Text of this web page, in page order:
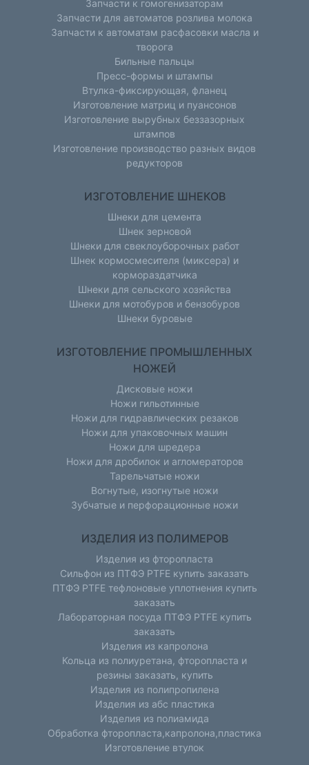
Запчасти к гомогенизаторам
Запчасти для автоматов розлива молока
Запчасти к автоматам расфасовки масла и
творога
Бильные пальцы
Пресс-формы и штампы
Втулка-фиксирующая, фланец
Изготовление матриц и пуансонов
Изготовление вырубных беззазорных
штампов
Изготовление производство разных видов
редукторов
ИЗГОТОВЛЕНИЕ ШНЕКОВ
Шнеки для цемента
Шнек зерновой
Шнеки для свеклоуборочных работ
Шнек кормосмесителя (миксера) и
кормораздатчика
Шнеки для сельского хозяйства
Шнеки для мотобуров и бензобуров
Шнеки буровые
ИЗГОТОВЛЕНИЕ ПРОМЫШЛЕННЫХ
НОЖЕЙ
Дисковые ножи
Ножи гильотинные
Ножи для гидравлических резаков
Ножи для упаковочных машин
Ножи для шредера
Ножи для дробилок и агломераторов
Тарельчатые ножи
Вогнутые, изогнутые ножи
Зубчатые и перфорационные ножи
ИЗДЕЛИЯ ИЗ ПОЛИМЕРОВ
Изделия из фторопласта
Сильфон из ПТФЭ PTFE купить заказать
ПТФЭ PTFE тефлоновые уплотнения купить
заказать
Лабораторная посуда ПТФЭ PTFE купить
заказать
Изделия из капролона
Кольца из полиуретана, фторопласта и
резины заказать, купить
Изделия из полипропилена
Изделия из абс пластика
Изделия из полиамида
Обработка фторопласта,капролона,пластика
Изготовление втулок